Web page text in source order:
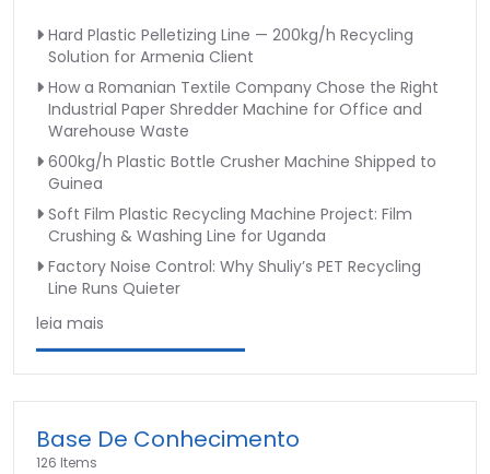
Hard Plastic Pelletizing Line — 200kg/h Recycling
Solution for Armenia Client
How a Romanian Textile Company Chose the Right
Industrial Paper Shredder Machine for Office and
Warehouse Waste
600kg/h Plastic Bottle Crusher Machine Shipped to
Guinea
Soft Film Plastic Recycling Machine Project: Film
Crushing & Washing Line for Uganda
Factory Noise Control: Why Shuliy’s PET Recycling
Line Runs Quieter
leia mais
Base De Conhecimento
126 Items